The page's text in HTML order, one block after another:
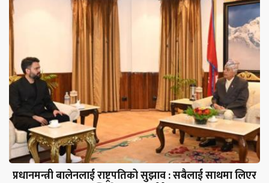
प्रधानमन्त्री बालेनलाई राष्ट्रपतिको सुझाव : सबैलाई साथमा लिएर